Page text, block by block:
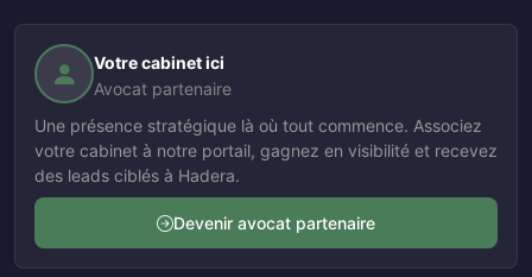
Votre cabinet ici
Avocat partenaire
Une présence stratégique là où tout commence. Associez
votre cabinet à notre portail, gagnez en visibilité et recevez
des leads ciblés à Hadera.
Devenir avocat partenaire